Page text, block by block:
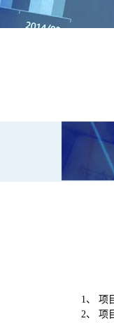
1、 项
2、 项